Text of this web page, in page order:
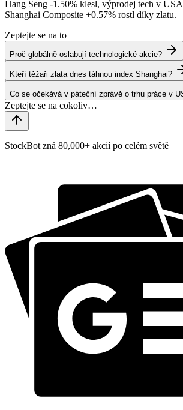
Hang Seng -1.50% klesl, výprodej tech v USA
Shanghai Composite +0.57% rostl díky zlatu.
Zeptejte se na to
Proč globálně oslabují technologické akcie?
Kteří těžaři zlata dnes táhnou index Shanghai?
Co se očekává v páteční zprávě o trhu práce v
StockBot zná 80,000+ akcií po celém světě